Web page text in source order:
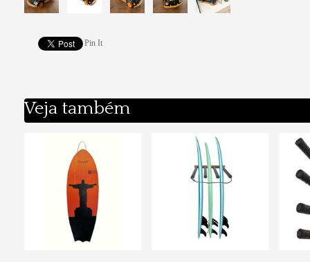
Pin It
Veja também